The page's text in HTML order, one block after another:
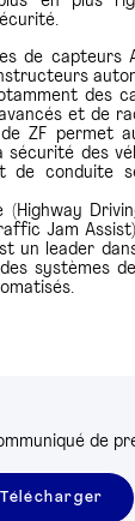
de capteurs
des
et de
ZF permet
sécurité des
conduite
Jam
un leader
systèmes
de
Télécharger